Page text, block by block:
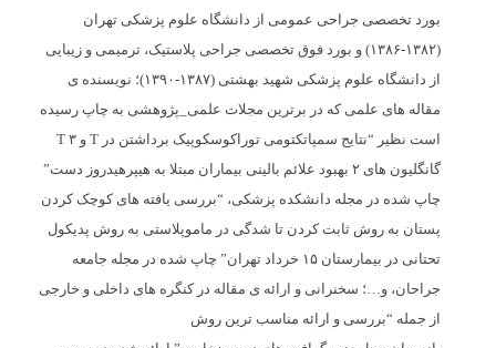
بورد تخصصی جراحی عمومی از دانشگاه علوم پزشکی تهران
(۱۳۸۲-۱۳۸۶) و بورد فوق تخصصی جراحی پلاستیک، ترمیمی و زیبایی
از دانشگاه علوم پزشکی شهید بهشتی (۱۳۸۷-۱۳۹۰)؛ نویسنده ی
مقاله های علمی که در برترین مجلات علمی_پژوهشی به چاپ رسیده
است نظیر “نتایج سمپاتکتومی توراکوسکوپیک برداشتن در T و ۳ T
گانگلیون ھای ۲ بھبود علائم بالینی بیماران مبتلا به ھیپرھیدروز دست”
چاپ شده در مجله دانشکده پزشکی، “بررسی یافته ھای کوچک کردن
پستان به روش ثابت کردن تا شدگی در ماموپلاستی به روش پدیکول
تحتانی در بیمارستان ١۵ خرداد تھران” چاپ شده در مجله جامعه
جراحان، و…؛ سخنرانی و ارائه ی مقاله در کنگره های داخلی و خارجی
از جمله “بررسی و ارائه مناسب ترین روش